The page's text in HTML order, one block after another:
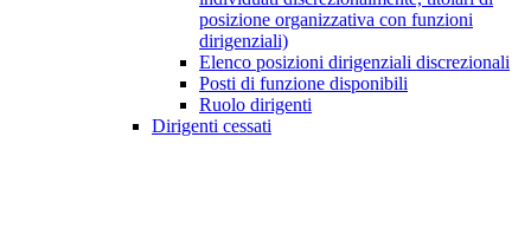
posizione organizzativa con funzioni
dirigenziali)
Elenco posizioni dirigenziali discrezionali
Posti di funzione disponibili
Ruolo dirigenti
Dirigenti cessati